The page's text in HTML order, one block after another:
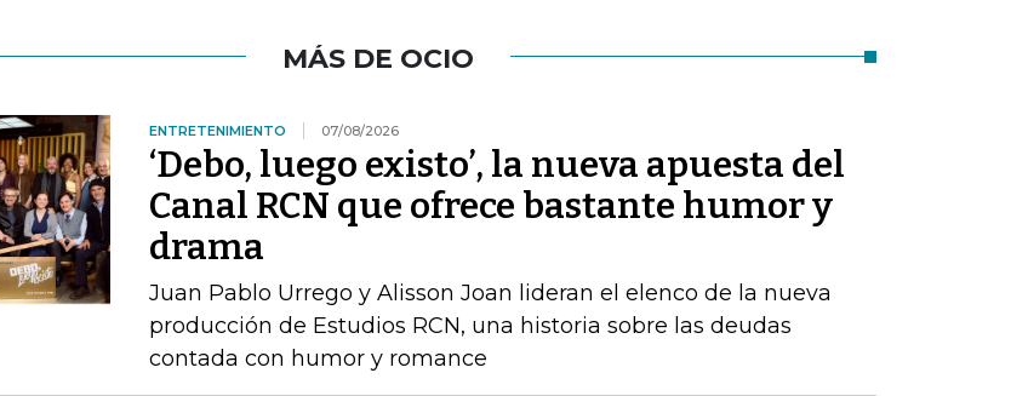
MÁS DE OCIO
ENTRETENIMIENTO 07/08/2026
‘Debo, luego existo’, la nueva apuesta del
Canal RCN que ofrece bastante humor y
drama
Juan Pablo Urrego y Alisson Joan lideran el elenco de la nueva
producción de Estudios RCN, una historia sobre las deudas
contada con humor y romance